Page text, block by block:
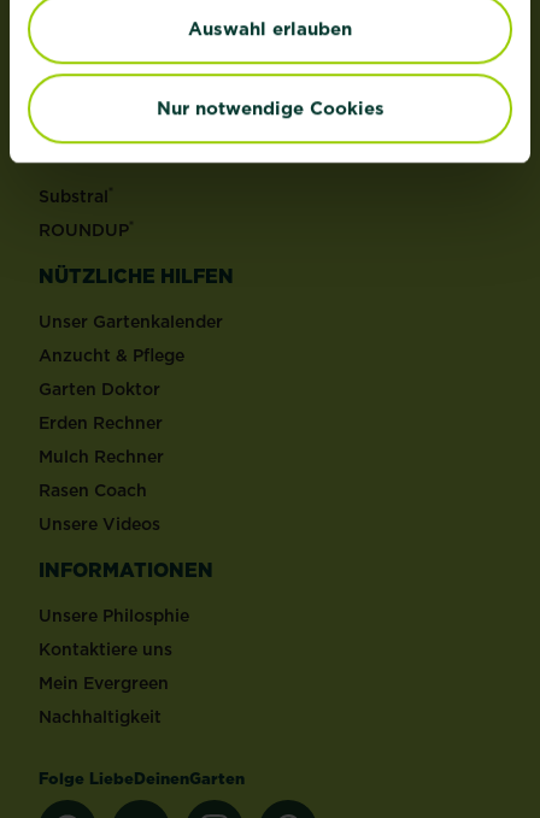
Auswahl erlauben
Nur notwendige Cookies
Schädlinge
Reinigungsmittel
MARKEN
Substral®
ROUNDUP®
NÜTZLICHE HILFEN
Unser Gartenkalender
Anzucht & Pflege
Garten Doktor
Erden Rechner
Mulch Rechner
Rasen Coach
Unsere Videos
INFORMATIONEN
Unsere Philosphie
Kontaktiere uns
Mein Evergreen
Nachhaltigkeit
Folge LiebeDeinenGarten